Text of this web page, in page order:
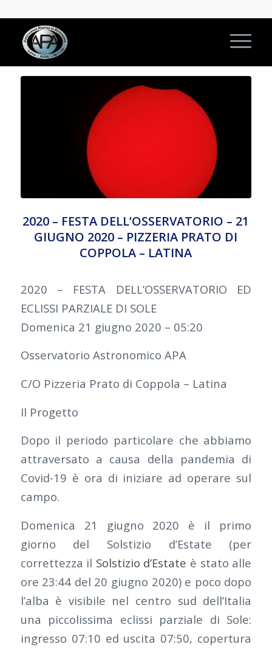
2020 – FESTA DELL’OSSERVATORIO – 21
GIUGNO 2020 – PIZZERIA PRATO DI
COPPOLA – LATINA
2020 – FESTA DELL’OSSERVATORIO ED
ECLISSI PARZIALE DI SOLE
Domenica 21 giugno 2020 – 05:20
Osservatorio Astronomico APA
C/O Pizzeria Prato di Coppola – Latina
Il Progetto
Dopo il periodo particolare che abbiamo
attraversato a causa della pandemia di
Covid-19 è ora di iniziare ad operare sul
campo.
Domenica 21 giugno 2020 è il primo
giorno del Solstizio d’Estate (per
correttezza il Solstizio d’Estate è stato alle
ore 23:44 del 20 giugno 2020) e poco dopo
l’alba è visibile nel centro sud dell’Italia
una piccolissima eclissi parziale di Sole:
ingresso 07:10 ed uscita 07:50, copertura